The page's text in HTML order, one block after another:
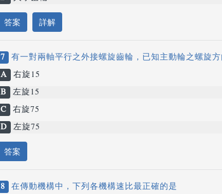
答案 詳解
7 有一對兩軸平行之外接螺旋齒輪，已知主動輪之螺旋
A 右旋15
B 左旋15
C 右旋75
D 左旋75
答案
8 在傳動機構中，下列各機構速比最正確的是